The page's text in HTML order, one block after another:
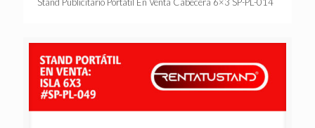
Stand Publicitario Portátil En Venta Cabecera 6×3 SP-PL-014